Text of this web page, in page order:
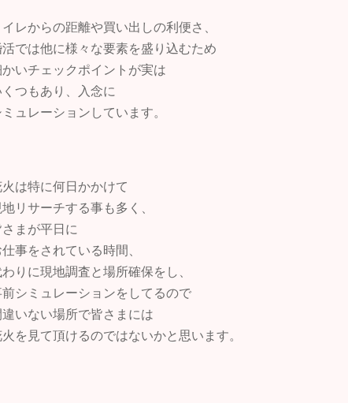
イレからの距離や買い出しの利便さ、
活では他に様々な要素を盛り込むため
かいチェックポイントが実は
くつもあり、入念に
ミュレーションしています。
火は特に何日かかけて
リサーチする事も多く、
さまが平日に
仕事をされている時間、
りに現地調査と場所確保をし、
前シミュレーションをしてるので
違いない場所で皆さまには
を見て頂けるのではないかと思います。